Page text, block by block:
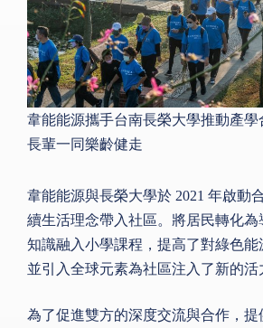
韋能能源攜手台南長榮大學推動產學
長輩一同樂齡健走
韋能能源與長榮大學於 2021 年啟動
續生活理念帶入社區。將居民轉化
知識融入小學課程，提高了對綠色能
並引入全球元素為社區注入了新的活
為了促進雙方的深度交流與合作，提